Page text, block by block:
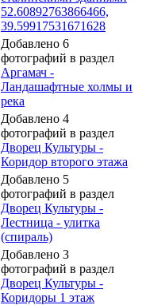
52.60892763866466,
39.59917531671628
Добавлено 6
фотографий в раздел
Аргамач -
Ландашафтные холмы и
река
Добавлено 4
фотографий в раздел
Дворец Культуры -
Коридор второго этажа
Добавлено 5
фотографий в раздел
Дворец Культуры -
Лестница - улитка
(спираль)
Добавлено 3
фотографий в раздел
Дворец Культуры -
Коридоры 1 этаж